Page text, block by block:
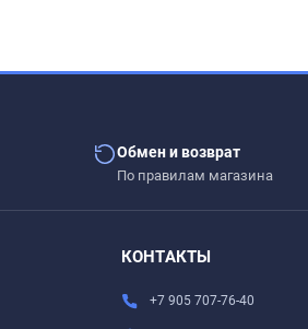
Обмен и возврат
По правилам магазина
КОНТАКТЫ
+7 905 707-76-40